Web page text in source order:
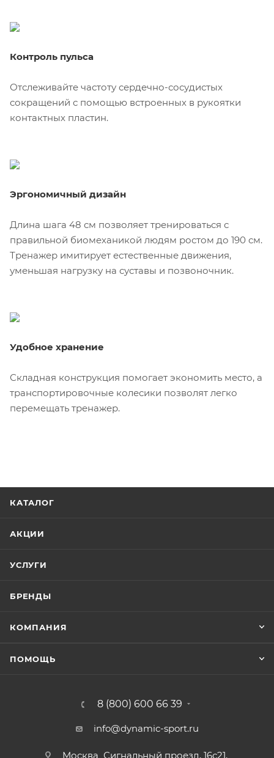
Контроль пульса
Отслеживайте частоту сердечно-сосудистых
сокращений с помощью встроенных в рукоятки
контактных пластин.
Эргономичный дизайн
Длина шага 48 см позволяет тренироваться с
правильной биомеханикой людям ростом до 190 см.
Тренажер имитирует естественные движения,
уменьшая нагрузку на суставы и позвоночник.
Удобное хранение
Складная конструкция помогает экономить место, а
транспортировочные колесики позволят легко
перемещать тренажер.
КАТАЛОГ
АКЦИИ
УСЛУГИ
БРЕНДЫ
КОМПАНИЯ
ПОМОЩЬ
8 (800) 600 66 39
info@dynamic-sport.ru
Москва Сигнальный проезд, 16с21,